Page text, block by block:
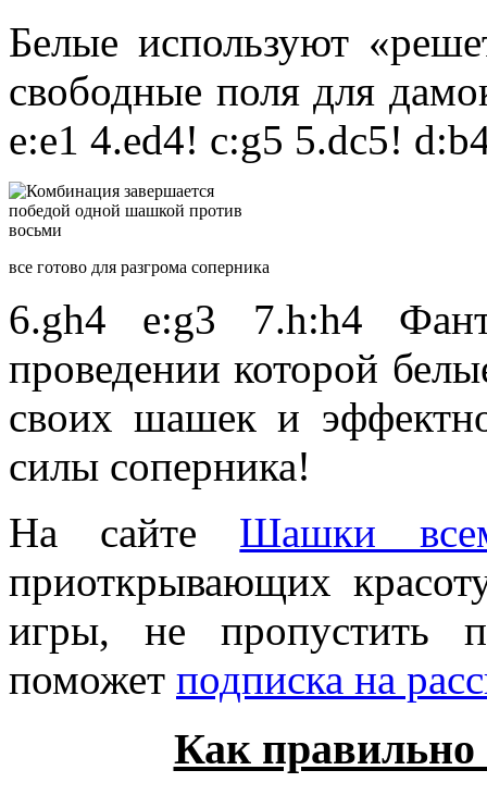
Белые используют
свободные поля для
e:e1 4.ed4! c:g5 5.dc5!
все готово для разгрома соперника
6.gh4 e:g3 7.h:h4
проведении которой
своих шашек и
силы соперника!
На сайте Шашки
приоткрывающих
игры, не пропустить
поможет подписка на
Как правильно